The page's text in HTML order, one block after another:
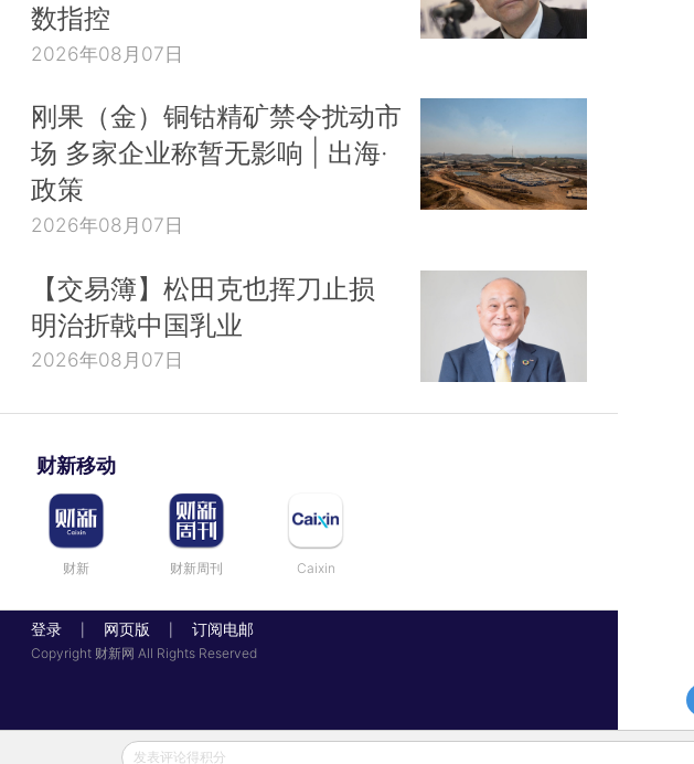
数指控
2026年08月07日
刚果（金）铜钴精矿禁令扰动市
场 多家企业称暂无影响 | 出海·
政策
2026年08月07日
【交易簿】松田克也挥刀止损
明治折戟中国乳业
2026年08月07日
财新移动
财新 财新周刊 Caixin
登录 网页版 订阅电邮
Copyright 财新网 All Rights Reserved
发表评论得积分